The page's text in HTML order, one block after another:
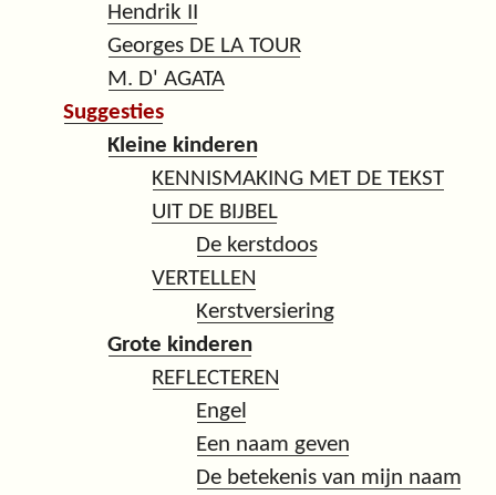
Hendrik II
Georges DE LA TOUR
M. D' AGATA
Suggesties
Kleine kinderen
KENNISMAKING MET DE TEKST
UIT DE BIJBEL
De kerstdoos
VERTELLEN
Kerstversiering
Grote kinderen
REFLECTEREN
Engel
Een naam geven
De betekenis van mijn naam